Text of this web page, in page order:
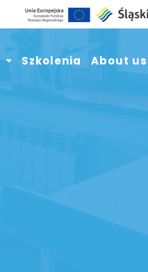
Szkolenia About us